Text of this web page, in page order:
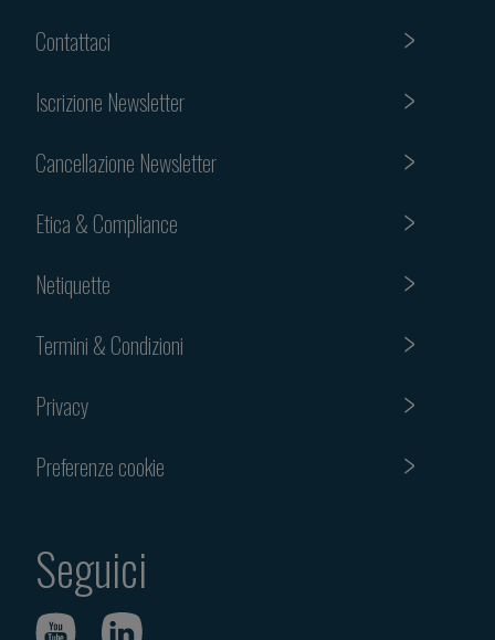
Contattaci
Iscrizione Newsletter
Cancellazione Newsletter
Etica & Compliance
Netiquette
Termini & Condizioni
Privacy
Preferenze cookie
Seguici